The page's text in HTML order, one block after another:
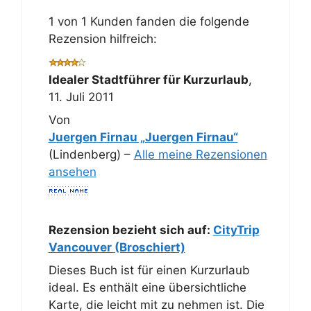
1 von 1 Kunden fanden die folgende
Rezension hilfreich:
Idealer Stadtführer für Kurzurlaub,
11. Juli 2011
Von
Juergen Firnau „Juergen Firnau“
(Lindenberg) – Alle meine Rezensionen
ansehen
Rezension bezieht sich auf: CityTrip
Vancouver (Broschiert)
Dieses Buch ist für einen Kurzurlaub
ideal. Es enthält eine übersichtliche
Karte, die leicht mit zu nehmen ist. Die